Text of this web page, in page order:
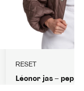
RESET
Léonor jas –